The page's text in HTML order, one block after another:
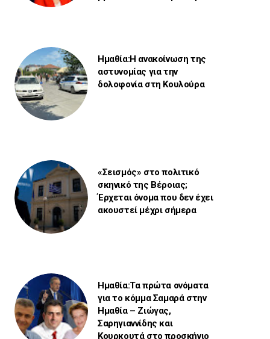
Ημαθία:Η ανακοίνωση της
αστυνομίας για την
δολοφονία στη Κουλούρα
«Σεισμός» στο πολιτικό
σκηνικό της Βέροιας;
Έρχεται όνομα που δεν έχει
ακουστεί μέχρι σήμερα
Ημαθία:Τα πρώτα ονόματα
για το κόμμα Σαμαρά στην
Ημαθία – Ζιώγας,
Σαρηγιαννίδης και
Κουρκουτά στο προσκήνιο